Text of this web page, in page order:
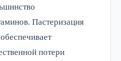
Пастеризация
потери